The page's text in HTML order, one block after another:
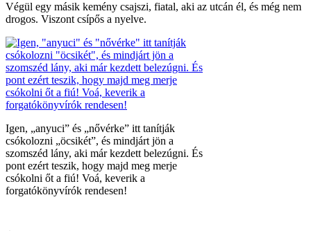
Végül egy másik kemény csajszi, fiatal, aki az utcán él, és még nem
drogos. Viszont csípős a nyelve.
Igen, „anyuci” és „nővérke” itt tanítják
csókolozni „öcsikét”, és mindjárt jön a
szomszéd lány, aki már kezdett belezúgni. És
pont ezért teszik, hogy majd meg merje
csókolni őt a fiú! Voá, keverik a
forgatókönyvírók rendesen!